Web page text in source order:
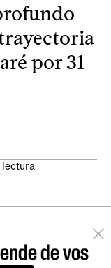
por 31
lectura
de vos